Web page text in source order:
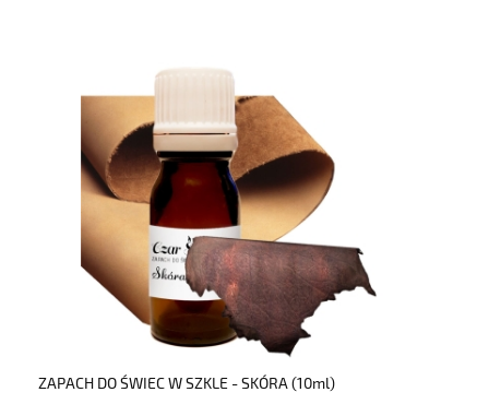
ZAPACH DO ŚWIEC W SZKLE - SKÓRA (10ml)
do koszyka